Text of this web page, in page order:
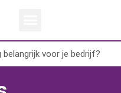
voor je bedrijf?